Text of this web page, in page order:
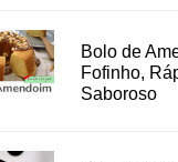
Bolo de
Fofinho,
Saboroso